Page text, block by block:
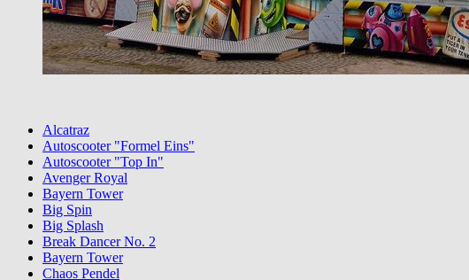
Alcatraz
Autoscooter "Formel Eins"
Autoscooter "Top In"
Avenger Royal
Bayern Tower
Big Spin
Big Splash
Break Dancer No. 2
Bayern Tower
Chaos Pendel